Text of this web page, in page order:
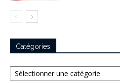
Catégories
Catégories